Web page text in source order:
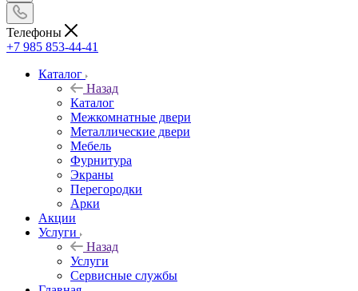
Телефоны
+7 985 853-44-41
Каталог
Назад
Каталог
Межкомнатные двери
Металлические двери
Мебель
Фурнитура
Экраны
Перегородки
Арки
Акции
Услуги
Назад
Услуги
Сервисные службы